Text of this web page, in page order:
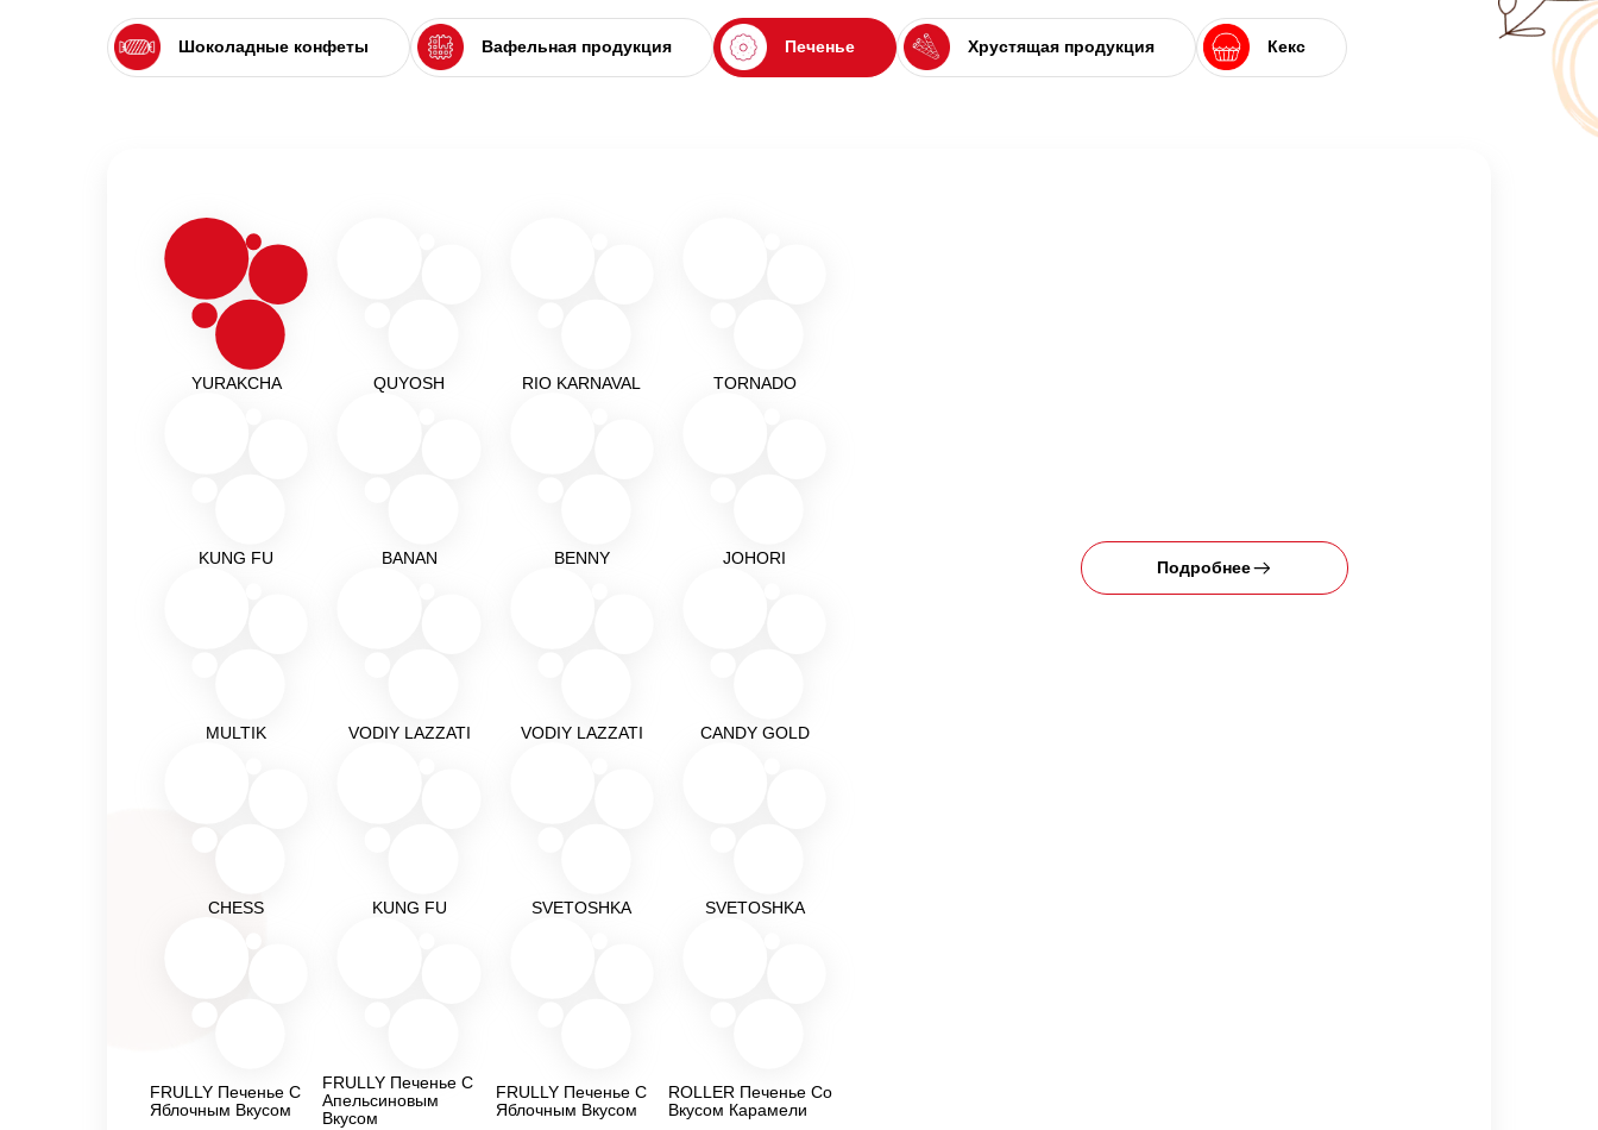
Шоколадные конфеты Вафельная продукция Печенье Хрустящая продукция Кекс
YURAKCHA QUYOSH RIO KARNAVAL TORNADO
KUNG FU BANAN BENNY JOHORI
MULTIK VODIY LAZZATI VODIY LAZZATI CANDY GOLD
CHESS KUNG FU SVETOSHKA SVETOSHKA
FRULLY Печенье С
Яблочным Вкусом
FRULLY Печенье С
Апельсиновым
Вкусом
FRULLY Печенье С
Яблочным Вкусом
ROLLER Печенье Со
Вкусом Карамели
Подробнее Подробнее Подробнее